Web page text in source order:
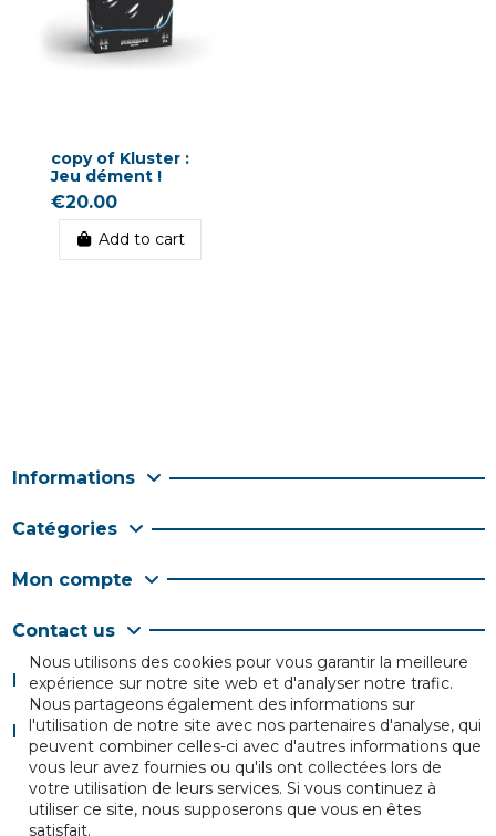
copy of Kluster :
Jeu dément !
€20.00
Add to cart
Informations
Catégories
Mon compte
Contact us
Follow us
Newsletter
Nous utilisons des cookies pour vous garantir la meilleure
expérience sur notre site web et d'analyser notre trafic.
Nous partageons également des informations sur
l'utilisation de notre site avec nos partenaires d'analyse, qui
peuvent combiner celles-ci avec d'autres informations que
vous leur avez fournies ou qu'ils ont collectées lors de
votre utilisation de leurs services. Si vous continuez à
utiliser ce site, nous supposerons que vous en êtes
satisfait.